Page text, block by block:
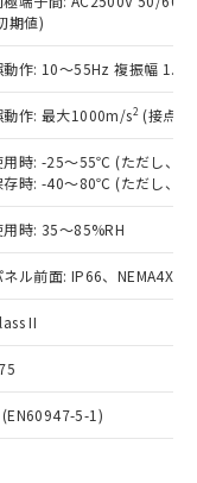
期値)
動作: 10～55Hz 複振幅
動作: 最大1000m/s2 (接点
用時: -25～55℃ (ただし、氷
存時: -40～80℃ (ただし、氷
用時: 35～85%RH
ネル前面: IP66、NEMA4X,
II
5-1)
価格はお客
様担当のオ
社販売員に
当社販売拠
」をご確認
洩または開
。
ト作成サー
、I-Web
いる必要が
で当社にご
いて、当社
、当社の製
チルヘキシ
フタル酸ブチ
ソブチル
機器に対する
閾値を超える意
り、予定
ド
ェニルエーテ
ブチルベンジ
: 1000ppm
べてが基
て有害物
刻な影響を
場合は、完
輸出されな
。
、ミサイ
たはその他
置等に一切
に販売する
の内容を当
た当社は、
関係者が違
在庫あり
況につ
引先、ま
ロン制御
員にご確
庫状況の
機種